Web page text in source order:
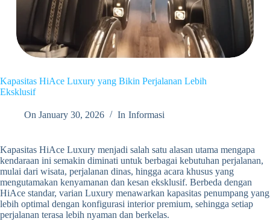
Kapasitas HiAce Luxury yang Bikin Perjalanan Lebih
Eksklusif
On January 30, 2026 In Informasi
Kapasitas HiAce Luxury menjadi salah satu alasan utama mengapa
kendaraan ini semakin diminati untuk berbagai kebutuhan perjalanan,
mulai dari wisata, perjalanan dinas, hingga acara khusus yang
mengutamakan kenyamanan dan kesan eksklusif. Berbeda dengan
HiAce standar, varian Luxury menawarkan kapasitas penumpang yang
lebih optimal dengan konfigurasi interior premium, sehingga setiap
perjalanan terasa lebih nyaman dan berkelas.